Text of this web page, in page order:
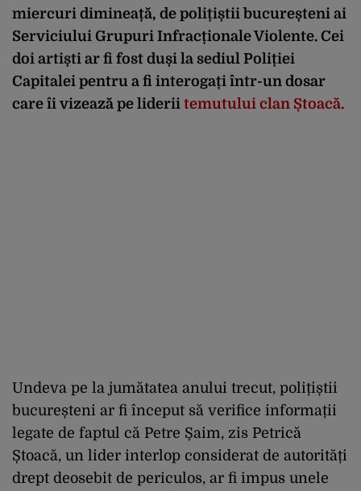
miercuri dimineață, de polițiștii bucureșteni ai
Serviciului Grupuri Infracționale Violente. Cei
doi artiști ar fi fost duși la sediul Poliției
Capitalei pentru a fi interogați într-un dosar
care îi vizează pe liderii temutului clan Ștoacă.
Undeva pe la jumătatea anului trecut, polițiștii
bucureșteni ar fi început să verifice informații
legate de faptul că Petre Șaim, zis Petrică
Ștoacă, un lider interlop considerat de autorități
drept deosebit de periculos, ar fi impus unele